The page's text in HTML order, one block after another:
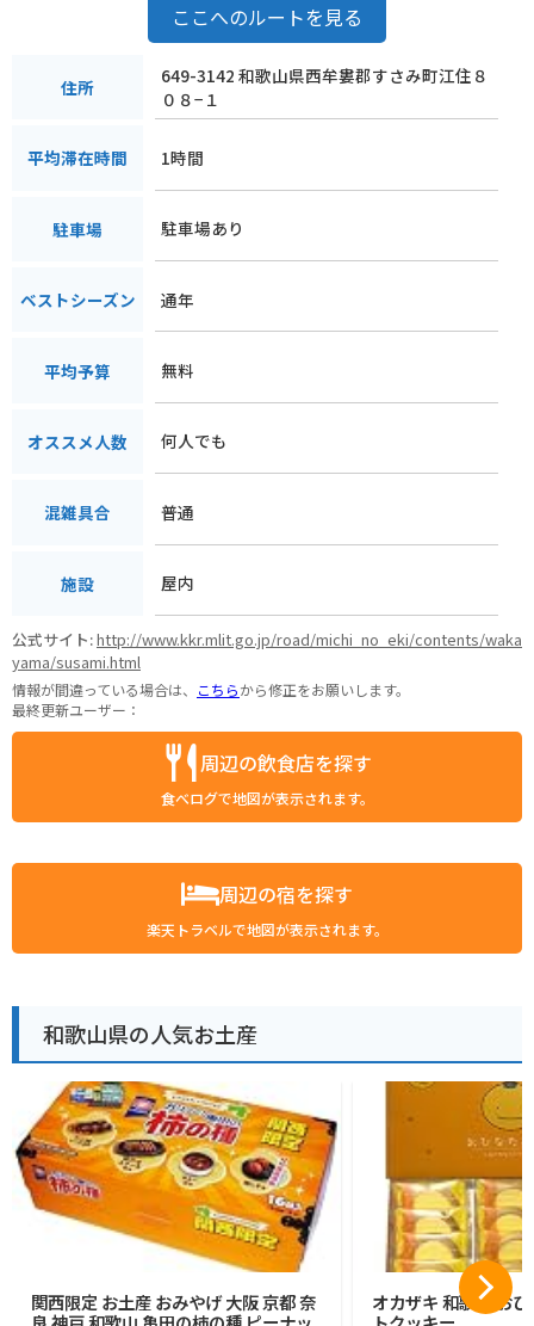
ここへのルートを見る
住所
649-3142 和歌山県西牟婁郡すさみ町江住８
０８−１
平均滞在時間 1時間
駐車場 駐車場あり
ベストシーズン 通年
平均予算 無料
オススメ人数 何人でも
混雑具合 普通
施設 屋内
公式サイト:http://www.kkr.mlit.go.jp/road/michi_no_eki/contents/waka
yama/susami.html
情報が間違っている場合は、 こちらから修正をお願いします。
最終更新ユーザー：
周辺の飲食店を探す
食べログで地図が表示されます。
周辺の宿を探す
楽天トラベルで地図が表示されます。
和歌山県の人気お土産
関西限定 お土産 おみやげ 大阪 京都 奈
オカザキ 和歌山 お